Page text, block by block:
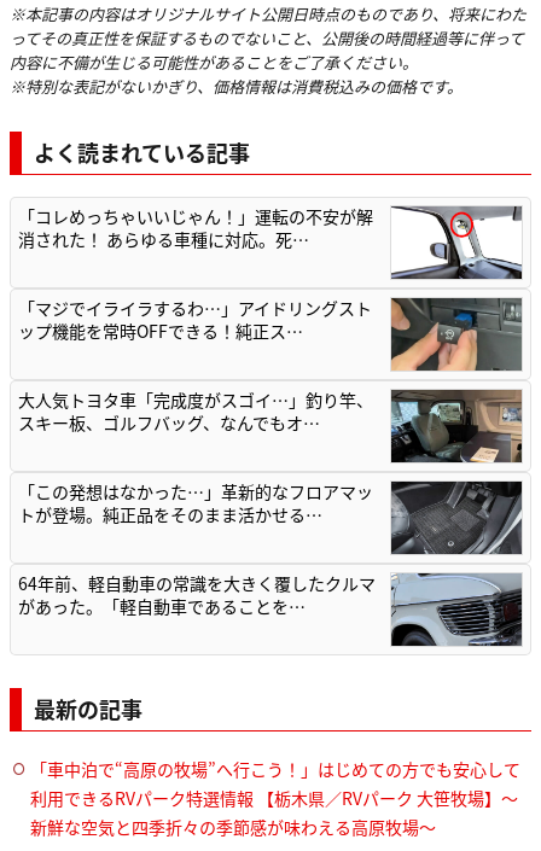
※本記事の内容はオリジナルサイト公開日時点のものであり、将来にわた
ってその真正性を保証するものでないこと、公開後の時間経過等に伴って
内容に不備が生じる可能性があることをご了承ください。
※特別な表記がないかぎり、価格情報は消費税込みの価格です。
よく読まれている記事
「コレめっちゃいいじゃん！」運転の不安が解
消された！ あらゆる車種に対応。死…
「マジでイライラするわ…」アイドリングスト
ップ機能を常時OFFできる！純正ス…
大人気トヨタ車「完成度がスゴイ…」釣り竿、
スキー板、ゴルフバッグ、なんでもオ…
「この発想はなかった…」革新的なフロアマッ
トが登場。純正品をそのまま活かせる…
64年前、軽自動車の常識を大きく覆したクルマ
があった。「軽自動車であることを…
最新の記事
「車中泊で“高原の牧場”へ行こう！」はじめての方でも安心して
利用できるRVパーク特選情報 【栃木県／RVパーク 大笹牧場】～
新鮮な空気と四季折々の季節感が味わえる高原牧場～